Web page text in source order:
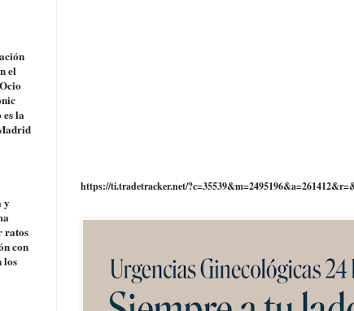
el
la
y
ratos
con
los
https://ti.tradetracker.net/